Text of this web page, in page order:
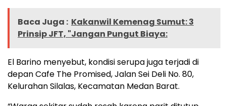
Baca Juga : Kakanwil Kemenag Sumut: 3
Prinsip JFT, "Jangan Pungut Biaya:
El Barino menyebut, kondisi serupa juga terjadi di
depan Cafe The Promised, Jalan Sei Deli No. 80,
Kelurahan Silalas, Kecamatan Medan Barat.